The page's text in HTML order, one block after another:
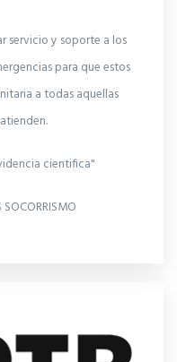
servicio y soporte a los
para que estos
a todas aquellas
cientifica"